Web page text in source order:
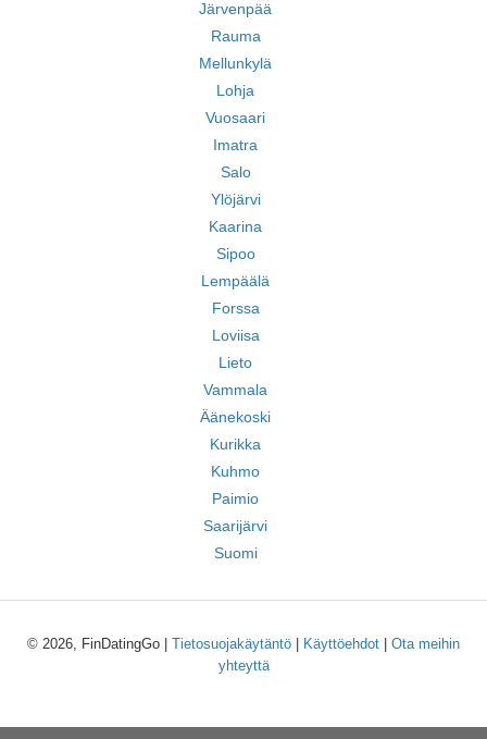
Järvenpää
Rauma
Mellunkylä
Lohja
Vuosaari
Imatra
Salo
Ylöjärvi
Kaarina
Sipoo
Lempäälä
Forssa
Loviisa
Lieto
Vammala
Äänekoski
Kurikka
Kuhmo
Paimio
Saarijärvi
Suomi
© 2026, FinDatingGo | Tietosuojakäytäntö Käyttöehdot
Ota meihin
yhteyttä